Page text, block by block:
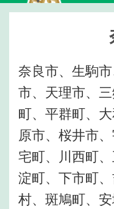
奈良市、生駒
市、天理市、
町、平群町、
原市、桜井市
宅町、川西町
淀町、下市町
村、斑鳩町、